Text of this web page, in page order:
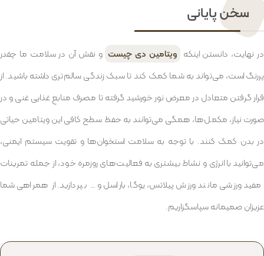
سخن پایانی
در نهایت، دانستن اینکه ویتامین دی چیست و نقش آن در سلامت ما چقدر
پررنگ است، می‌تواند به شما کمک کند تا سبک زندگی سالم‌تری داشته باشید. از
قرار گرفتن متعادل در معرض نور خورشید گرفته تا مصرف منابع غذایی غنی و در
صورت نیاز، مکمل‌ها، همگی می‌توانند به حفظ سطح کافی این ویتامین حیاتی
در بدن کمک کنند. با توجه به سلامت استخوان‌ها و تقویت سیستم ایمنی،
می‌توانید با انرژی و نشاط بیشتری به فعالیت‌های روزمره خود، از جمله تمرینات
مفید ورزشی مانند ورزش پیلاتس، یوگا، باراسل و … بپردازید. از همراهی شما
عزیزان صمیمانه سپاسگزاریم.